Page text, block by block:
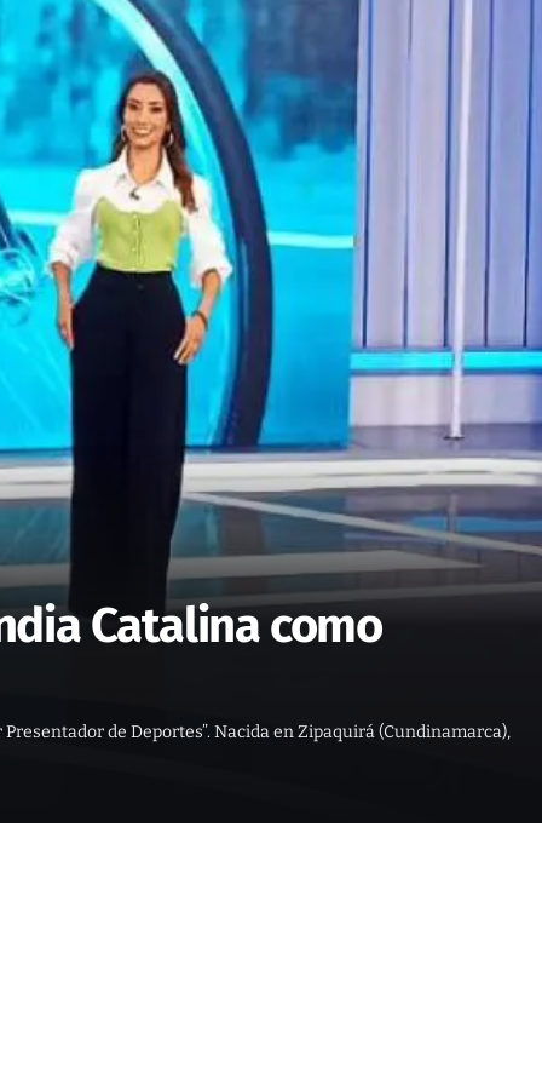
Catalina como
de Deportes”. Nacida en Zipaquirá (Cundinamarca),